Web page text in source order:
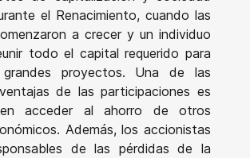
el Renacimiento, cuando las
a crecer y un individuo
todo el capital requerido para
grandes proyectos. Una de las
de las participaciones es
acceder al ahorro de otros
Además, los accionistas
de las pérdidas de la